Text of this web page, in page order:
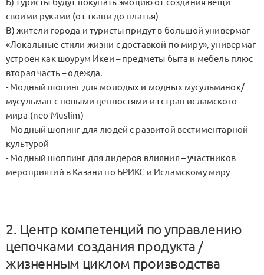
своими руками (от ткани до платья)
В) жители города и туристы придут в большой универмаг
«Локальные стили жизни с доставкой по миру», универмаг
устроен как шоурум Икеи – предметы быта и мебель плюс
вторая часть – одежда.
- Модный шопинг для молодых и модных мусульманок/
мусульман с новыми ценностями из стран исламского
мира (neo Muslim)
- Модный шопинг для людей с развитой вестиментарной
культурой
- Модный шоппинг для лидеров влияния – участников
мероприятий в Казани по БРИКС и Исламскому миру
2. Центр компетенций по управлению
цепочками создания продукта /
жизненным циклом производства